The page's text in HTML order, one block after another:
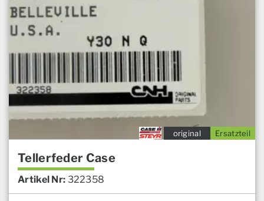
Ersatzteil
original
Tellerfeder Case
Artikel Nr: 322358